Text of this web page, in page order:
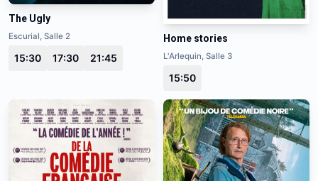
The Ugly
Escurial, Salle 2
15:30 17:30 21:45
Home stories
L'Arlequin, Salle 3
15:50